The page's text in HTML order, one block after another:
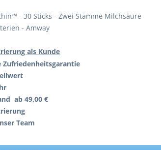
- 30 Sticks - Zwei Stämme Milchsäure
- Amway
als Kunde
Zufriedenheitsgarantie
ab 49,00 €
Team